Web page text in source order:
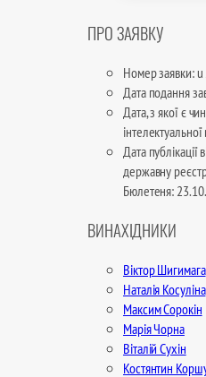
ПРО ЗАЯВКУ
Номер заявки:
Дата подання
Дата, з якої є
Дата
державну
Бюлетеня:
ВИНАХІДНИКИ
Віктор Шигимага
Наталія Косуліна
Максим Сорокін
Марія Чорна
Віталій Сухін
Костянтин